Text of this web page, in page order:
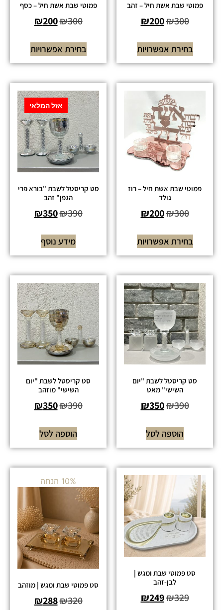
פמוטי שבת אשת חיל – זהב
₪300
₪200
בחירת אפשרויות
פמוטי שבת אשת חיל – כסף
₪300
₪200
בחירת אפשרויות
פמוטי שבת אשת חיל – רוז
גולד
₪300
₪200
בחירת אפשרויות
אזל המלאי
סט קריסטל לשבת "בורא פרי
הגפן" זהב
₪390
₪350
מידע נוסף
סט קריסטל לשבת "יום
השישי" מאט
₪390
₪350
הוספה לסל
סט קריסטל לשבת "יום
השישי" מוזהב
₪390
₪350
הוספה לסל
סט פמוטי שבת ומגש |
לבן-זהב
₪329
₪249
10% הנחה
סט פמוטי שבת ומגש | מוזהב
₪320
₪288